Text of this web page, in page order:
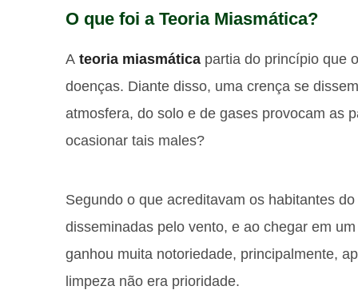
O que foi a Teoria Miasmática?
A teoria miasmática partia do princípio que
doenças. Diante disso, uma crença se
atmosfera, do solo e de gases provocam as
ocasionar tais males?
Segundo o que acreditavam os habitantes
disseminadas pelo vento, e ao chegar em
ganhou muita notoriedade, principalmente,
limpeza não era prioridade.